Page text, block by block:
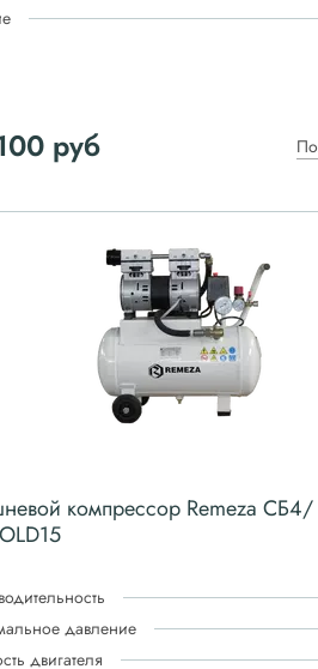
руб
компрессор Remeza СБ4/
давление
двигателя